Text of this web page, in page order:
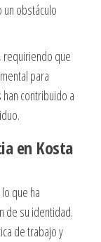
obstáculo
requiriendo que
para
contribuido a
en Kosta
que ha
de su identidad.
de trabajo y